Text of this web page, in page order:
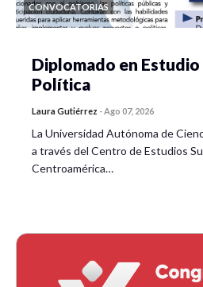
CONVOCATORIAS
Diplomado en
Política
Laura Gutiérrez -Ago 07, 2026
La Universidad Autónoma de
a través del Centro de Estudios
Centroamérica…